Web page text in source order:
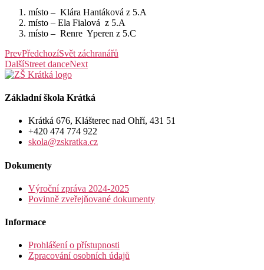
místo – Klára Hantáková z 5.A
místo – Ela Fialová z 5.A
místo – Renre Yperen z 5.C
PrevPředchozíSvět záchranářů
DalšíStreet danceNext
Základní škola Krátká
Krátká 676, Klášterec nad Ohří, 431 51
+420 474 774 922
skola@zskratka.cz
Dokumenty
Výroční zpráva 2024-2025
Povinně zveřejňované dokumenty
Informace
Prohlášení o přístupnosti
Zpracování osobních údajů